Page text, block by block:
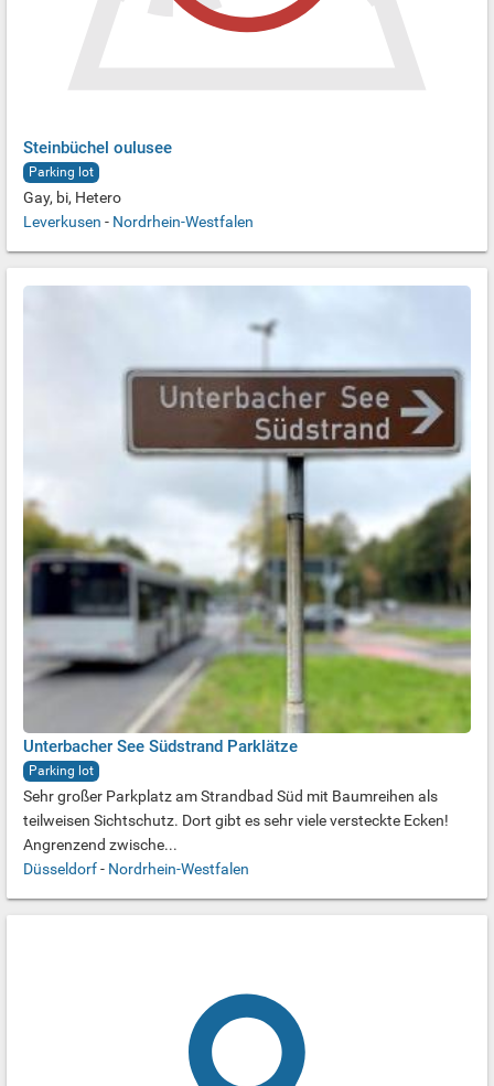
Steinbüchel oulusee
Parking lot
Gay, bi, Hetero
Leverkusen - Nordrhein-Westfalen
Unterbacher See Südstrand Parklätze
Parking lot
Sehr großer Parkplatz am Strandbad Süd mit Baumreihen als
teilweisen Sichtschutz. Dort gibt es sehr viele versteckte Ecken!
Angrenzend zwische...
Düsseldorf- Nordrhein-Westfalen